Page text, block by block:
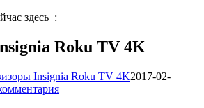
здесь :
Roku TV 4K
Insignia Roku TV 4K2017-02-